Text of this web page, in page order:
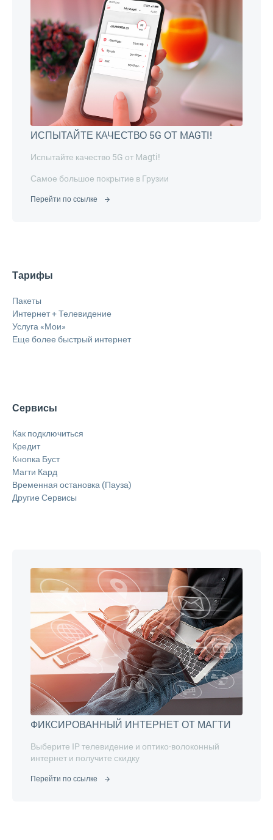
ИСПЫТАЙТЕ КАЧЕСТВО 5G ОТ MAGTI!
Испытайте качество 5G от Magti!
Самое большое покрытие в Грузии
Перейти по ссылке
Тарифы
Пакеты
Интернет + Телевидение
Услуга «Мои»
Еще более быстрый интернет
Сервисы
Как подключиться
Кредит
Кнопка Буст
Магти Кард
Временная остановка (Пауза)
Другие Сервисы
ФИКСИРОВАННЫЙ ИНТЕРНЕТ ОТ МАГТИ
Выберите IP телевидение и оптико-волоконный
интернет и получите скидку
Перейти по ссылке